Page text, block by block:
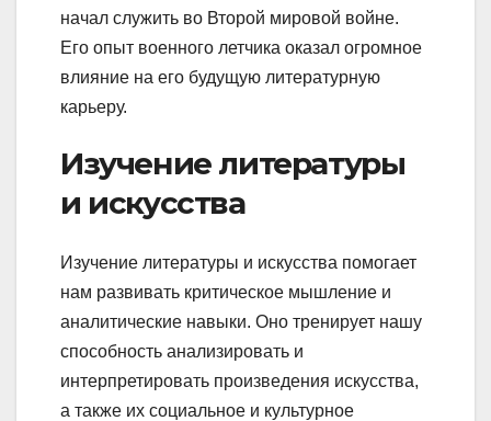
начал служить во Второй мировой войне.
Его опыт военного летчика оказал огромное
влияние на его будущую литературную
карьеру.
Изучение литературы
и искусства
Изучение литературы и искусства помогает
нам развивать критическое мышление и
аналитические навыки. Оно тренирует нашу
способность анализировать и
интерпретировать произведения искусства,
а также их социальное и культурное